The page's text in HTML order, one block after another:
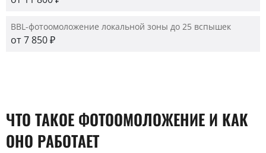
BBL-фотоомоложение локальной зоны до 25 вспышек
от 7 850 ₽
ЧТО ТАКОЕ ФОТООМОЛОЖЕНИЕ И КАК
ОНО РАБОТАЕТ